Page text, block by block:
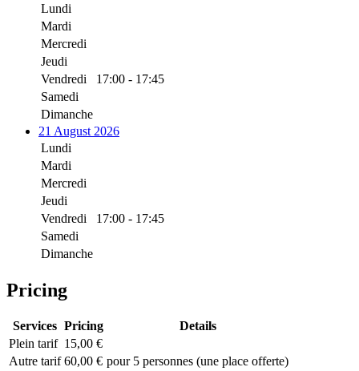
Lundi
Mardi
Mercredi
Jeudi
Vendredi
17:00 - 17:45
Samedi
Dimanche
21 August 2026
Lundi
Mardi
Mercredi
Jeudi
Vendredi
17:00 - 17:45
Samedi
Dimanche
Pricing
Services Pricing
Details
Plein tarif 15,00 €
Autre tarif 60,00 € pour 5 personnes (une place offerte)